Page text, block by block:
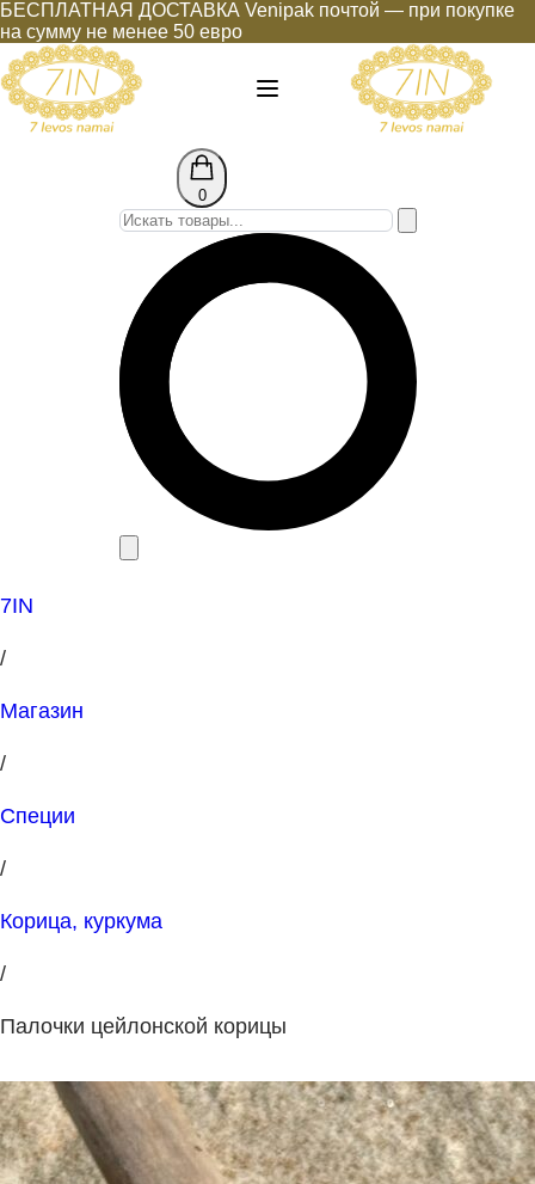
БЕСПЛАТНАЯ ДОСТАВКА Venipak почтой — при покупке
на сумму не менее 50 евро
0
7IN
/
Магазин
/
Специи
/
Корица, куркума
/
Палочки цейлонской корицы